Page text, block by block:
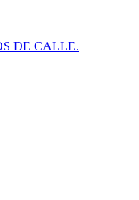
DE CALLE.